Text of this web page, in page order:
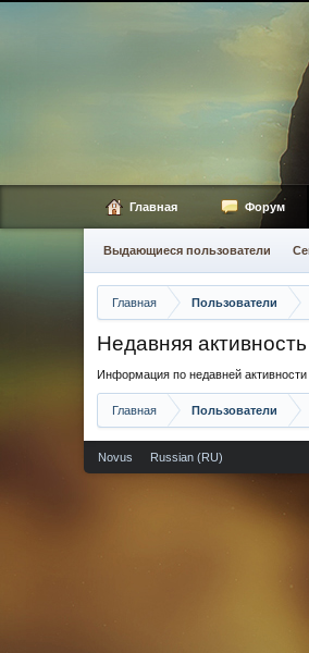
Главная Пользователи
Недавняя
Информация по недавней активности
Главная Пользователи
Главная Форум
Выдающиеся пользователи
Novus Russian (RU)